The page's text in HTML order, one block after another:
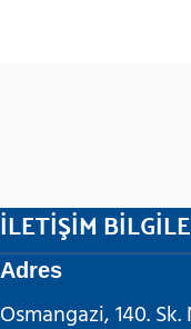
İLETİŞİM
Adres
Osmangazi, 140.